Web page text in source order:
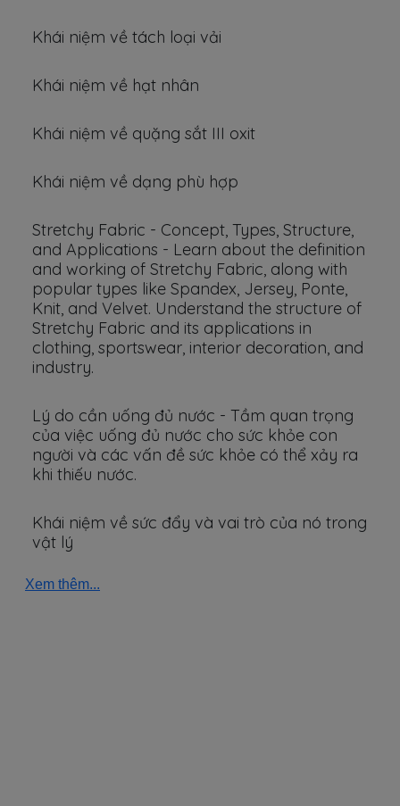
Khái niệm về tách loại vải
Khái niệm về hạt nhân
Khái niệm về quặng sắt III oxit
Khái niệm về dạng phù hợp
Stretchy Fabric - Concept, Types, Structure,
and Applications - Learn about the definition
and working of Stretchy Fabric, along with
popular types like Spandex, Jersey, Ponte,
Knit, and Velvet. Understand the structure of
Stretchy Fabric and its applications in
clothing, sportswear, interior decoration, and
industry.
Lý do cần uống đủ nước - Tầm quan trọng
của việc uống đủ nước cho sức khỏe con
người và các vấn đề sức khỏe có thể xảy ra
khi thiếu nước.
Khái niệm về sức đẩy và vai trò của nó trong
vật lý
Xem thêm...